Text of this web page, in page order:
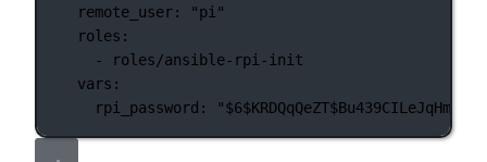
remote_user:
"pi"
roles:
-
roles/ansible-rpi-init
vars:
rpi_password:
"$6